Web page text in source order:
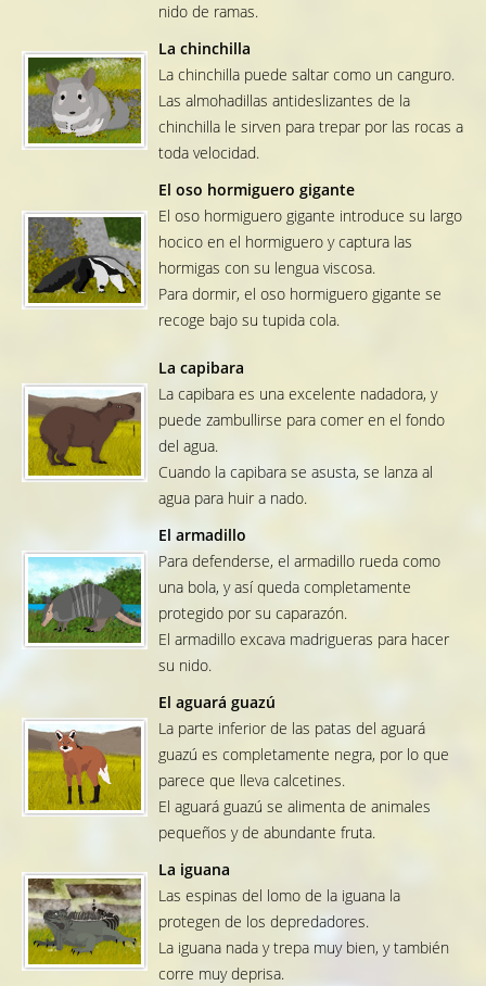
nido de ramas.
La chinchilla
La chinchilla puede saltar como un canguro.
Las almohadillas antideslizantes de la
chinchilla le sirven para trepar por las rocas a
toda velocidad.
El oso hormiguero gigante
El oso hormiguero gigante introduce su largo
hocico en el hormiguero y captura las
hormigas con su lengua viscosa.
Para dormir, el oso hormiguero gigante se
recoge bajo su tupida cola.
La capibara
La capibara es una excelente nadadora, y
puede zambullirse para comer en el fondo
del agua.
Cuando la capibara se asusta, se lanza al
agua para huir a nado.
El armadillo
Para defenderse, el armadillo rueda como
una bola, y así queda completamente
protegido por su caparazón.
El armadillo excava madrigueras para hacer
su nido.
El aguará guazú
La parte inferior de las patas del aguará
guazú es completamente negra, por lo que
parece que lleva calcetines.
El aguará guazú se alimenta de animales
pequeños y de abundante fruta.
La iguana
Las espinas del lomo de la iguana la
protegen de los depredadores.
La iguana nada y trepa muy bien, y también
corre muy deprisa.